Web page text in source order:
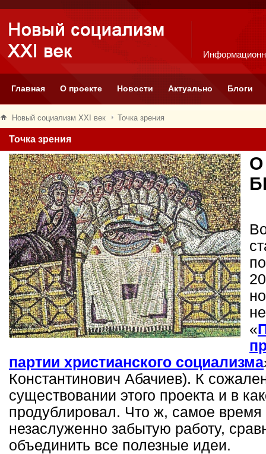
Главная О проекте Новости Актуально Блоги
Новый социализм XXI век Точка зрения
Точка зрения
«
партии христианского социализма
Константинович Абачиев). К
существовании этого проекта и в
продублировал. Что ж, самое время
незаслуженно забытую работу,
объединить все полезные идеи.